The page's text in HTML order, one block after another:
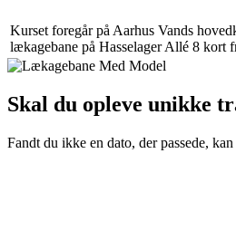
Kurset foregår på Aarhus Vands
lækagebane på Hasselager Allé 8 kort
Skal du opleve unikke
Fandt du ikke en dato, der passede,